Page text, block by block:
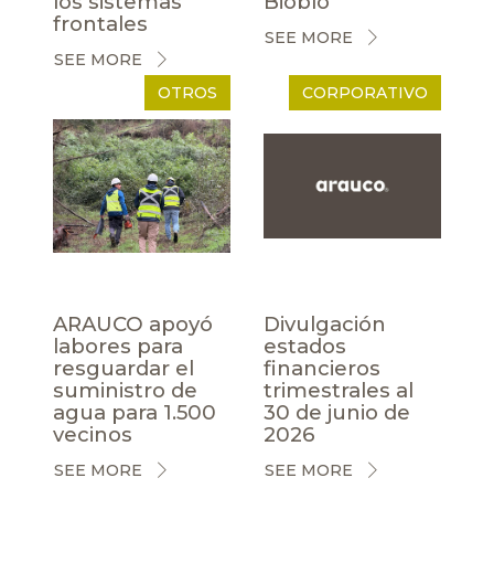
frontales
SEE MORE
SEE MORE
OTROS
ARAUCO apoyó
labores para
resguardar el
suministro de
agua para 1.500
vecinos
SEE MORE
CORPORATIVO
Divulgación
estados
financieros
trimestrales al
30 de junio de
2026
SEE MORE